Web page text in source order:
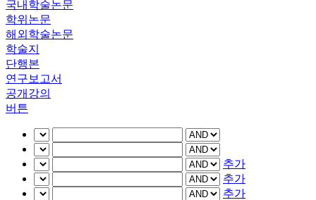
국내학술논문
학위논문
해외학술논문
학술지
단행본
연구보고서
공개강의
버튼
추가
추가
추가